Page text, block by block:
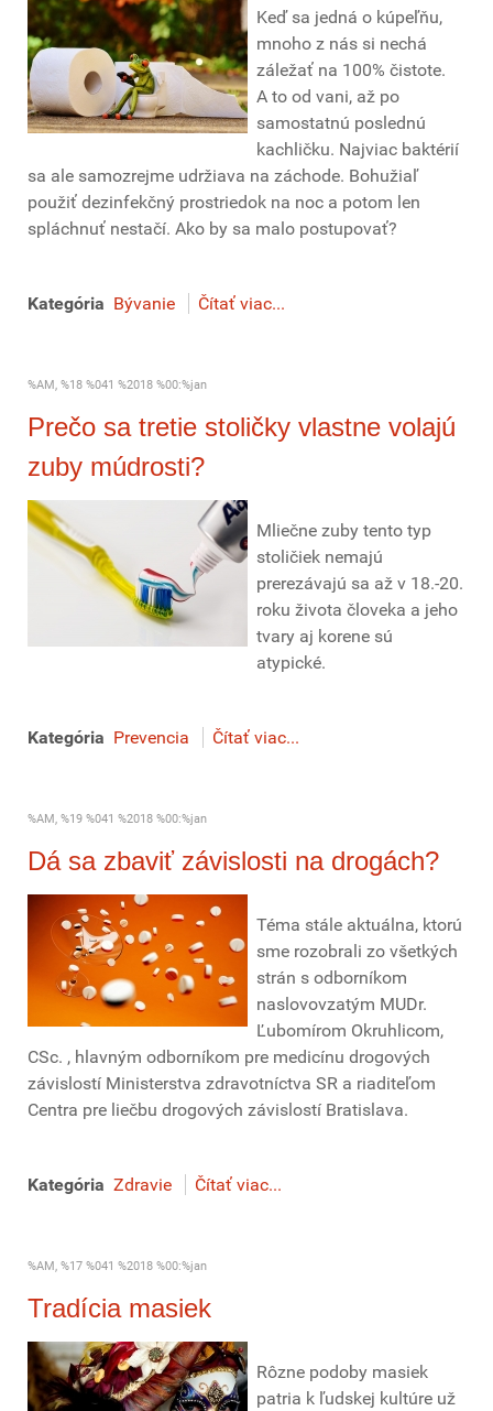
Keď sa jedná o kúpeľňu,
mnoho z nás si nechá
záležať na 100% čistote.
A to od vani, až po
samostatnú poslednú
kachličku. Najviac baktérií
sa ale samozrejme udržiava na záchode. Bohužiaľ
použiť dezinfekčný prostriedok na noc a potom len
spláchnuť nestačí. Ako by sa malo postupovať?
Kategória Bývanie Čítať viac...
%AM, %18 %041 %2018 %00:%jan
Prečo sa tretie stoličky vlastne volajú
zuby múdrosti?
Mliečne zuby tento typ
stoličiek nemajú
prerezávajú sa až v 18.-20.
roku života človeka a jeho
tvary aj korene sú
atypické.
Kategória Prevencia Čítať viac...
%AM, %19 %041 %2018 %00:%jan
Dá sa zbaviť závislosti na drogách?
Téma stále aktuálna, ktorú
sme rozobrali zo všetkých
strán s odborníkom
naslovovzatým MUDr.
Ľubomírom Okruhlicom,
CSc. , hlavným odborníkom pre medicínu drogových
závislostí Ministerstva zdravotníctva SR a riaditeľom
Centra pre liečbu drogových závislostí Bratislava.
Kategória Zdravie Čítať viac...
%AM, %17 %041 %2018 %00:%jan
Tradícia masiek
Rôzne podoby masiek
patria k ľudskej kultúre už